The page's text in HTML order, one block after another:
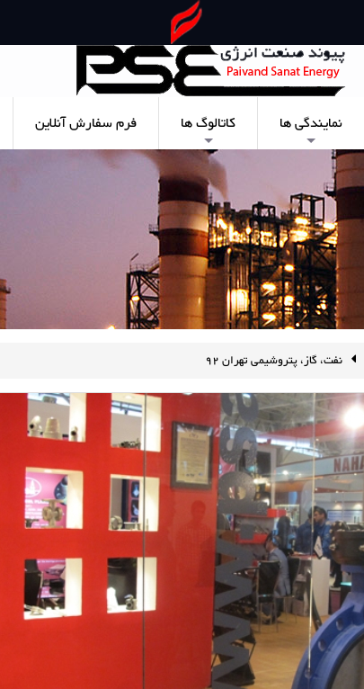
نمایندگی ها
+
کاتالوگ ها فرم سفارش آنلاین
نفت، گاز، پتروشیمی تهران 92